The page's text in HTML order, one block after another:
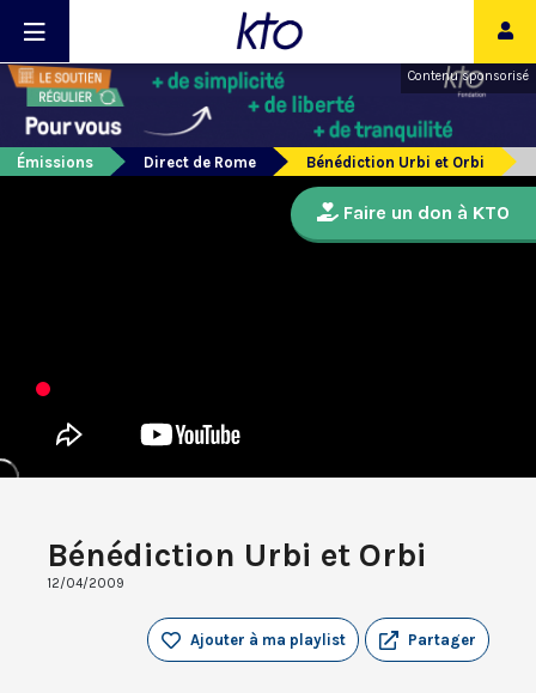
Contenu sponsorisé
Émissions Direct de Rome Bénédiction Urbi et Orbi
Bénédiction Urbi et Orbi
12/04/2009
Partager
Ajouter à ma playlist
Faire un don à KTO